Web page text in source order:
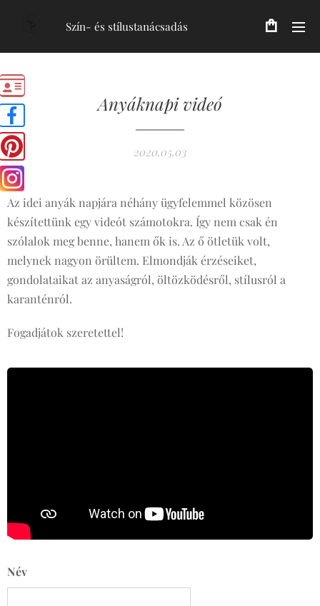
Szín- és stílustanácsadás
Anyáknapi videó
2020.05.03
Az idei anyák napjára néhány ügyfelemmel közösen
készítettünk egy videót számotokra. Így nem csak én
szólalok meg benne, hanem ők is. Az ő ötletük volt,
melynek nagyon örültem. Elmondják érzéseiket,
gondolataikat az anyaságról, öltözködésről, stílusról a
karanténról.
Fogadjátok szeretettel!
Név